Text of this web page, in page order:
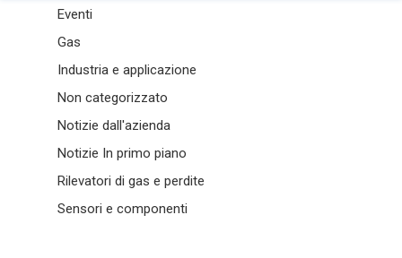
Eventi
Gas
Industria e applicazione
Non categorizzato
Notizie dall'azienda
Notizie In primo piano
Rilevatori di gas e perdite
Sensori e componenti